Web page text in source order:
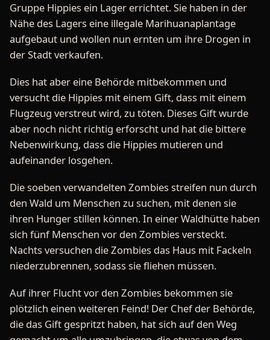
Gruppe Hippies ein Lager errichtet. Sie haben in der
Nähe des Lagers eine illegale Marihuanaplantage
aufgebaut und wollen nun ernten um ihre Drogen in
der Stadt verkaufen.
Dies hat aber eine Behörde mitbekommen und
versucht die Hippies mit einem Gift, dass mit einem
Flugzeug verstreut wird, zu töten. Dieses Gift wurde
aber noch nicht richtig erforscht und hat die bittere
Nebenwirkung, dass die Hippies mutieren und
aufeinander losgehen.
Die soeben verwandelten Zombies streifen nun durch
den Wald um Menschen zu suchen, mit denen sie
ihren Hunger stillen können. In einer Waldhütte haben
sich fünf Menschen vor den Zombies versteckt.
Nachts versuchen die Zombies das Haus mit Fackeln
niederzubrennen, sodass sie fliehen müssen.
Auf ihrer Flucht vor den Zombies bekommen sie
plötzlich einen weiteren Feind! Der Chef der Behörde,
die das Gift gespritzt haben, hat sich auf den Weg